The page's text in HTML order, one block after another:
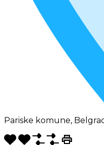
Pariske komune,